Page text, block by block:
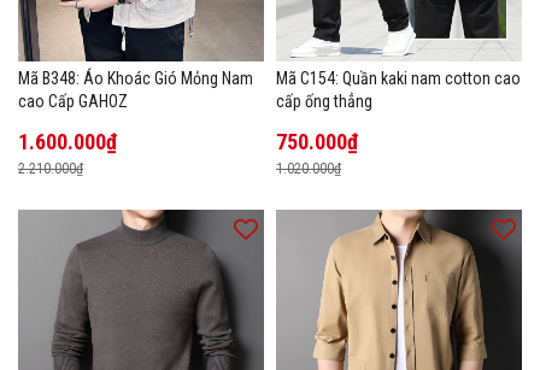
Mã B348: Áo Khoác Gió Mỏng Nam
cao Cấp GAHOZ
1.600.000₫
2.210.000₫
Mã C154: Quần kaki nam cotton cao
cấp ống thẳng
750.000₫
1.020.000₫